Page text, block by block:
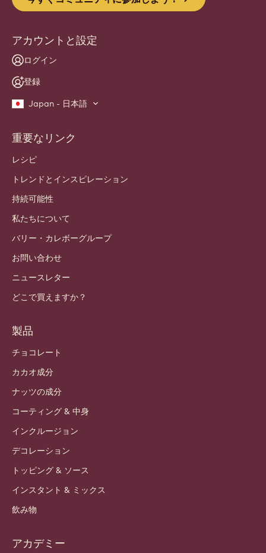
アカウントと設定
ログイン
登録
Japan - 日本語
Footer
Callebaut
重要なリンク
レシピ
トレンドとインスピレーション
持続可能性
私たちについて
バリー・カレボーグループ
お問い合わせ
ニュースレター
どこで買えますか？
製品
チョコレート
カカオ成分
ナッツの成分
コーティング & 中身
インクルージョン
デコレーション
トッピング & ソース
インスタント & ミックス
飲み物
アカデミー